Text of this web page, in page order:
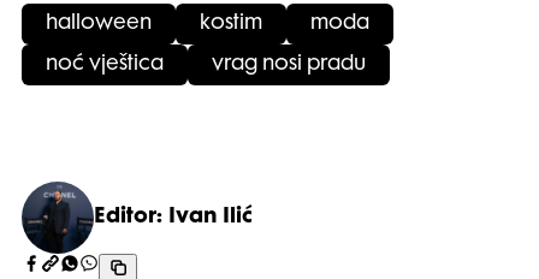
halloween kostim moda
noć vještica vrag nosi pradu
Editor: Ivan Ilić